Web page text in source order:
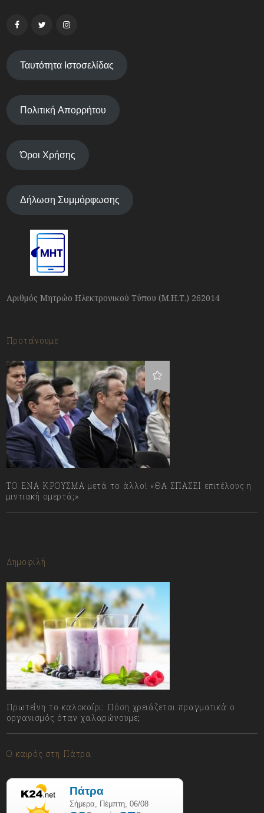
Ταυτότητα Ιστοσελίδας
Πολιτική Απορρήτου
Όροι Χρήσης
Δήλωση Συμμόρφωσης
Αριθμός Μητρώο Ηλεκτρονικού Τύπου (Μ.Η.Τ.) 262014
Προτείνουμε
ΤΟ ΕΝΑ ΚΡΟΥΣΜΑ μετά το άλλο! «ΘΑ ΣΠΑΣΕΙ επιτέλους η
μιντιακή ομερτά;»
Δημοφιλή
Πρωτεΐνη το καλοκαίρι: Πόση χρειάζεται πραγματικά ο
οργανισμός όταν χαλαρώνουμε;
Ο καιρός στη Πάτρα